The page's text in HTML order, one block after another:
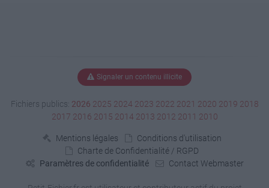
Signaler un contenu illicite
Fichiers publics: 2026 2025 2024 2023 2022 2021 2020 2019 2018
2017 2016 2015 2014 2013 2012 2011 2010
Mentions légales
Conditions d'utilisation
Charte de Confidentialité / RGPD
Paramètres de confidentialité
Contact Webmaster